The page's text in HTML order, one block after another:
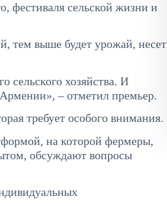
фестиваля сельской жизни и
тем выше будет урожай, несет
сельского хозяйства. И
– отметил премьер.
требует особого внимания.
на которой фермеры,
обсуждают вопросы